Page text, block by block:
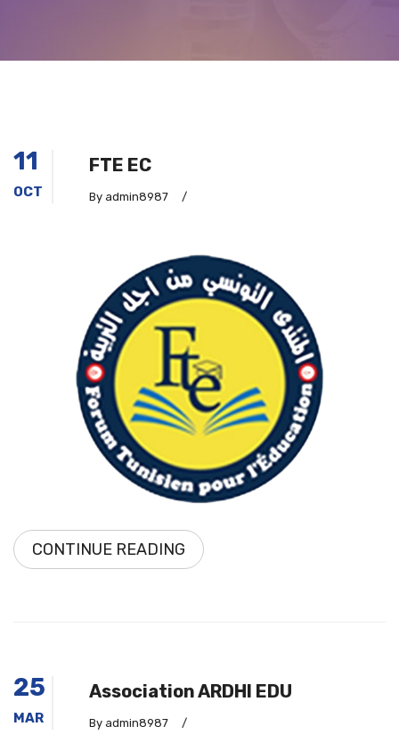
11
OCT
FTE EC
By admin8987 /
CONTINUE READING
25
MAR
Association ARDHI EDU
By admin8987 /